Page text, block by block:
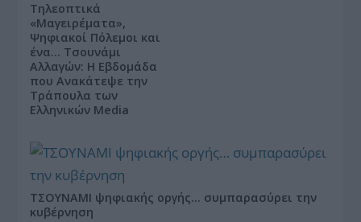
Τηλεοπτικά
«Μαγειρέματα»,
Ψηφιακοί Πόλεμοι και
ένα… Τσουνάμι
Αλλαγών: Η Εβδομάδα
που Ανακάτεψε την
Τράπουλα των
Ελληνικών Media
ΤΣΟΥΝΑΜΙ ψηφιακής οργής… συμπαρασύρει την
κυβέρνηση